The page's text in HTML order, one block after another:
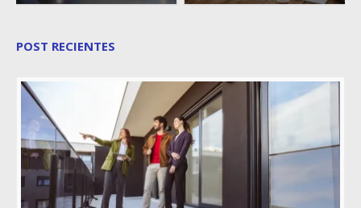
POST RECIENTES